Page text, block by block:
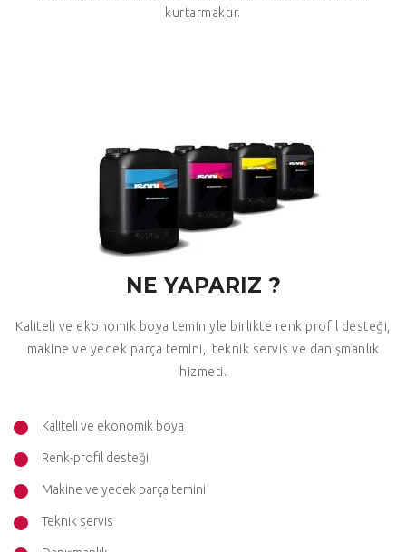
kurtarmaktır.
NE YAPARIZ ?
Kaliteli ve ekonomik boya teminiyle birlikte renk profil desteği,
makine ve yedek parça temini, teknik servis ve danışmanlık
hizmeti.
Kaliteli ve ekonomik boya
Renk-profil desteği
Makine ve yedek parça temini
Teknik servis